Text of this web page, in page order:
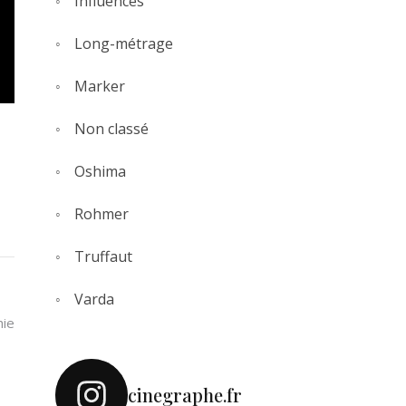
Long-métrage
Marker
Non classé
Oshima
Rohmer
Truffaut
Varda
cinegraphe.fr